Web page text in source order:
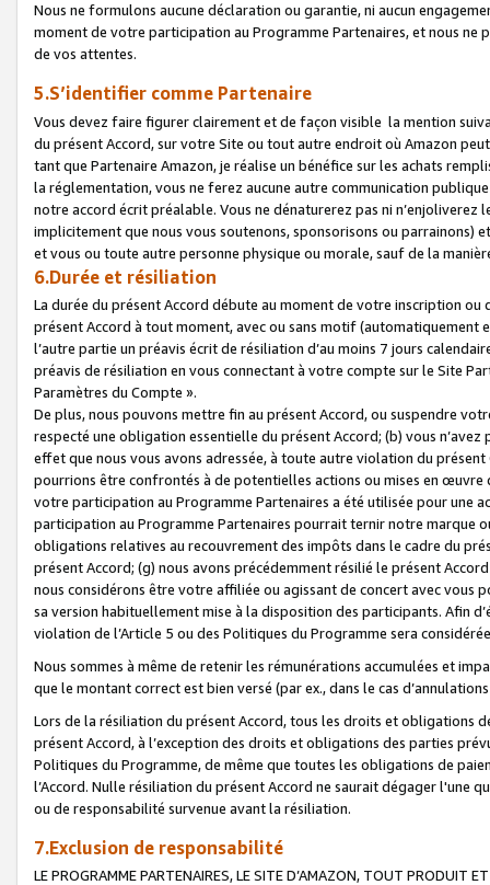
Nous ne formulons aucune déclaration ou garantie, ni aucun
moment de votre participation au Programme Partenaires, et nous
de vos attentes.
5.S’identifier comme Partenaire
Vous devez faire figurer clairement et de façon visible la mention
du présent Accord, sur votre Site ou tout autre endroit où Amazon
tant que Partenaire Amazon, je réalise un bénéfice sur les achats
la réglementation, vous ne ferez aucune autre communication
notre accord écrit préalable. Vous ne dénaturerez pas ni
implicitement que nous vous soutenons, sponsorisons ou parrainons)
et vous ou toute autre personne physique ou morale, sauf de la
6.Durée et résiliation
La durée du présent Accord débute au moment de votre inscription
présent Accord à tout moment, avec ou sans motif (automatiquement
l’autre partie un préavis écrit de résiliation d’au moins 7 jours
préavis de résiliation en vous connectant à votre compte sur le Site
Paramètres du Compte ».
De plus, nous pouvons mettre fin au présent Accord, ou suspendre
respecté une obligation essentielle du présent Accord; (b) vous
effet que nous vous avons adressée, à toute autre violation du
pourrions être confrontés à de potentielles actions ou mises en
votre participation au Programme Partenaires a été utilisée pour une
participation au Programme Partenaires pourrait ternir notre marque
obligations relatives au recouvrement des impôts dans le cadre du
présent Accord; (g) nous avons précédemment résilié le présent
nous considérons être votre affiliée ou agissant de concert avec vous
sa version habituellement mise à la disposition des participants. Afin
violation de l’Article 5 ou des Politiques du Programme sera
Nous sommes à même de retenir les rémunérations accumulées et
que le montant correct est bien versé (par ex., dans le cas
Lors de la résiliation du présent Accord, tous les droits et obligations
présent Accord, à l’exception des droits et obligations des parties
Politiques du Programme, de même que toutes les obligations de
l’Accord. Nulle résiliation du présent Accord ne saurait dégager l'une
ou de responsabilité survenue avant la résiliation.
7.Exclusion de responsabilité
LE PROGRAMME PARTENAIRES, LE SITE D’AMAZON, TOUT PRODUIT